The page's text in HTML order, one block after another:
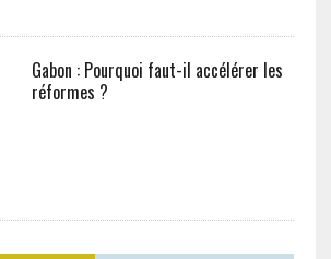
Gabon : Pourquoi faut-il accélérer les
réformes ?